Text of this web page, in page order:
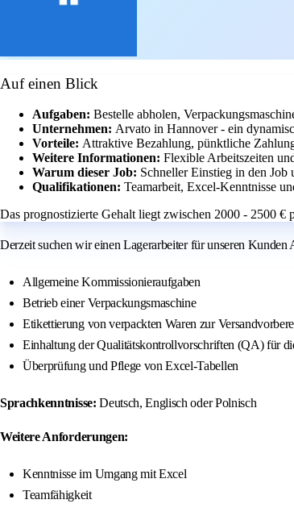
Auf einen Blick
Aufgaben: Bestelle abholen,
Unternehmen: Arvato in Hannover - ein
Vorteile: Attraktive Bezahlung, pünktliche
Weitere Informationen: Flexible Arbeitszeiten
Warum dieser Job: Schneller Einstieg in den Job
Qualifikationen: Teamarbeit, Excel-Kenntnisse
Das prognostizierte Gehalt liegt zwischen 2000 - 2500 €
Derzeit suchen wir einen Lagerarbeiter für unseren Kunden
Allgemeine Kommissionieraufgaben
Betrieb einer Verpackungsmaschine
Etikettierung von verpackten Waren zur
Einhaltung der Qualitätskontrollvorschriften (QA) für
Überprüfung und Pflege von Excel-Tabellen
Sprachkenntnisse: Deutsch, Englisch oder Polnisch
Weitere Anforderungen:
Kenntnisse im Umgang mit Excel
Teamfähigkeit